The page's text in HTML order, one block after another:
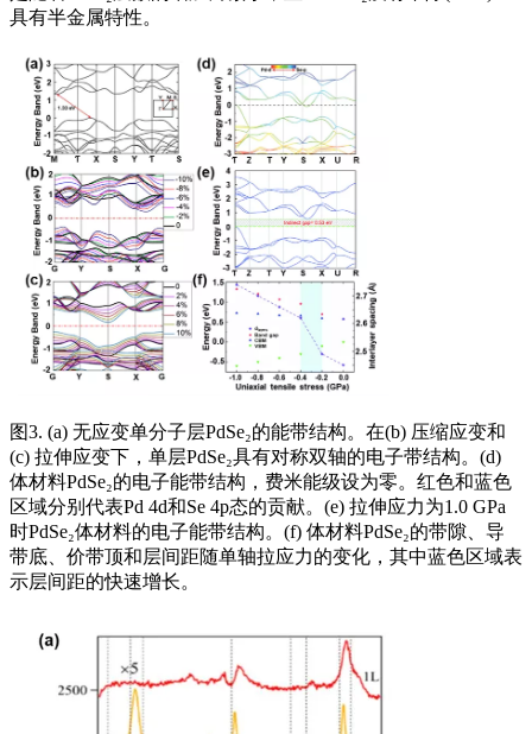
具有半金属特性。
图3. (a) 无应变单分子层PdSe₂的能带结构。在(b) 压缩应变和
(c) 拉伸应变下，单层PdSe₂具有对称双轴的电子带结构。(d)
体材料PdSe₂的电子能带结构，费米能级设为零。红色和蓝色
区域分别代表Pd 4d和Se 4p态的贡献。(e) 拉伸应力为1.0 GPa
时PdSe₂体材料的电子能带结构。(f) 体材料PdSe₂的带隙、导
带底、价带顶和层间距随单轴拉应力的变化，其中蓝色区域表
示层间距的快速增长。